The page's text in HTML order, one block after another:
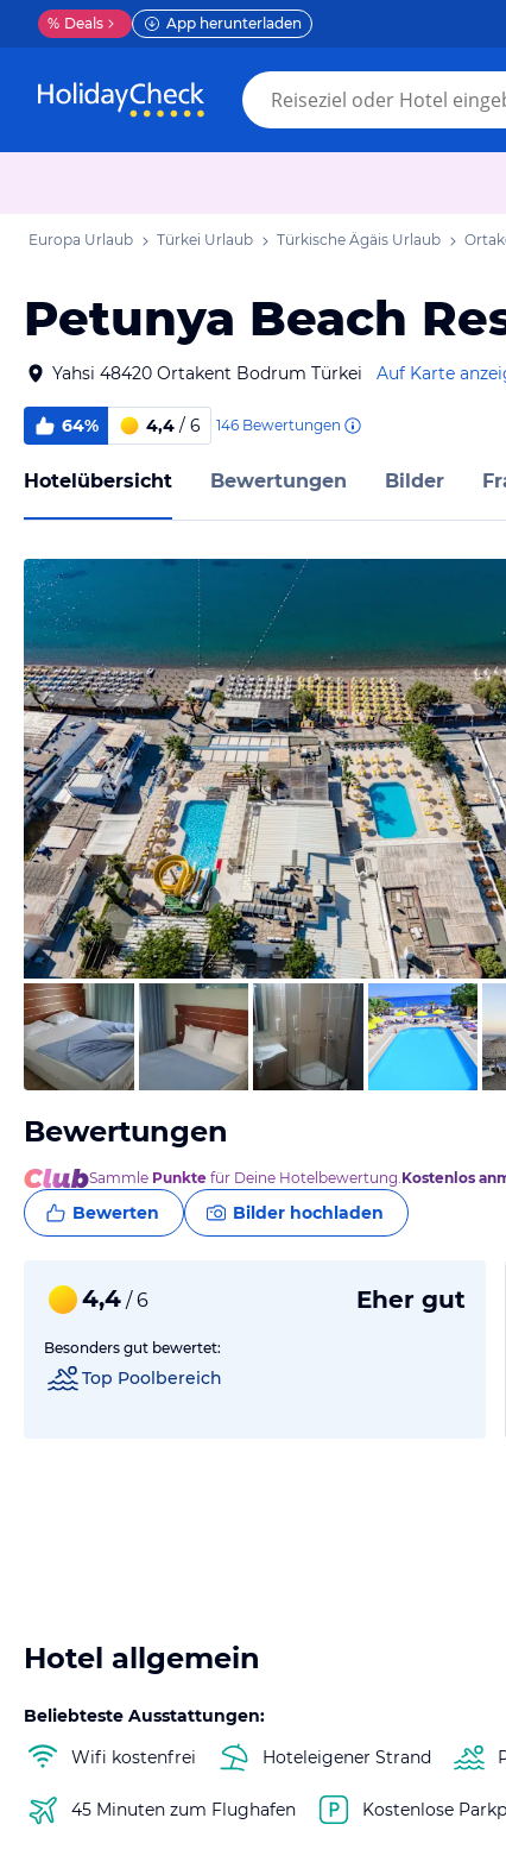
% Deals App herunterladen
Europa Urlaub Türkei Urlaub Türkische Ägäis Urlaub
Petunya Beach
Yahsi 48420 Ortakent Bodrum Türkei Auf Karte
64% 4,4 / 6 146 Bewertungen
Hotelübersicht Bewertungen Bilder
vom Hotelier, Mai 2021
Bewertungen
Sammle Punkte für Deine Hotelbewertung.Kostenlos
Bewerten Bilder hochladen
4,4 / 6 Eher gut
Besonders gut bewertet:
Top Poolbereich
Hotel allgemein
Beliebteste Ausstattungen:
Wifi kostenfrei
Hoteleigener Strand
45 Minuten zum Flughafen Kostenlose